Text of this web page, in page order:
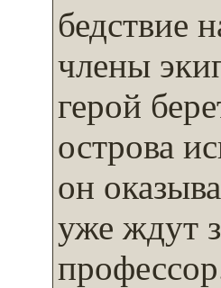
бедствие
члены
герой
острова
он
уже ждут